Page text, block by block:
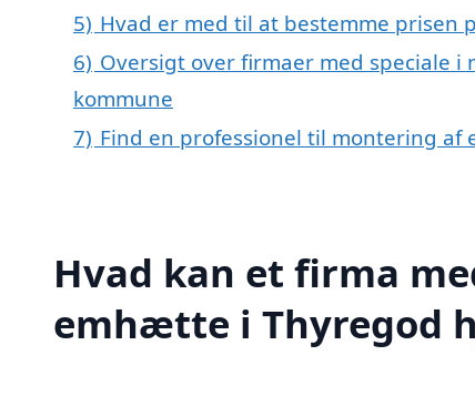
5) Hvad er med til at bestemme prisen
6) Oversigt over firmaer med speciale
kommune
7) Find en professionel til montering
Hvad kan et firma
emhætte i Thyregod